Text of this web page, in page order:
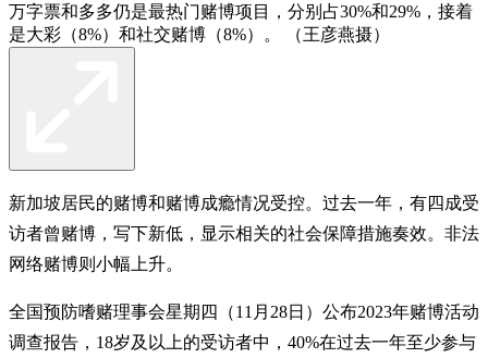
万字票和多多仍是最热门赌博项目，分别占30%和29%，接着
是大彩（8%）和社交赌博（8%）。 （王彦燕摄）
新加坡居民的赌博和赌博成瘾情况受控。过去一年，有四成受
访者曾赌博，写下新低，显示相关的社会保障措施奏效。非法
网络赌博则小幅上升。
全国预防嗜赌理事会星期四（11月28日）公布2023年赌博活动
调查报告，18岁及以上的受访者中，40%在过去一年至少参与